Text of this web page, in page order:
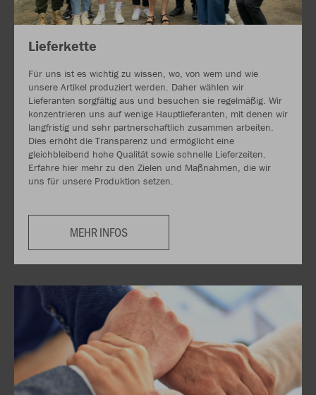
Lieferkette
Für uns ist es wichtig zu wissen, wo, von wem und wie
unsere Artikel produziert werden. Daher wählen wir
Lieferanten sorgfältig aus und besuchen sie regelmäßig. Wir
konzentrieren uns auf wenige Hauptlieferanten, mit denen wir
langfristig und sehr partnerschaftlich zusammen arbeiten.
Dies erhöht die Transparenz und ermöglicht eine
gleichbleibend hohe Qualität sowie schnelle Lieferzeiten.
Erfahre hier mehr zu den Zielen und Maßnahmen, die wir
uns für unsere Produktion setzen.
MEHR INFOS